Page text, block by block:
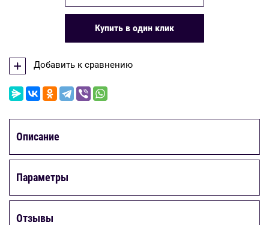
Купить в один клик
Добавить к сравнению
Описание
Параметры
Отзывы